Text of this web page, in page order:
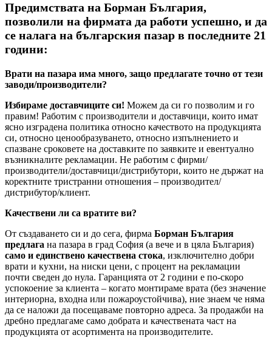
Предимствата на Борман България,
позволили на фирмата да работи успешно, и да
се налага на българския пазар в последните 21
години:
Врати на пазара има много, защо предлагате точно от тези
заводи/производители?
Избираме доставчиците си! Можем да си го позволим и го
правим! Работим с производители и доставчици, които имат
ясно изградена политика относно качеството на продукцията
си, относно ценообразуването, относно изпълнението и
спазване сроковете на доставките по заявките и евентуално
възникналите рекламации. Не работим с фирми/
производители/доставчици/дистрибутори, които не държат на
коректните тристранни отношения – производител/
дистрибутор/клиент.
Качествени ли са вратите ви?
От създаването си и до сега, фирма Борман България
предлага на пазара в град София (а вече и в цяла България)
само и единствено качествена стока, изключително добри
врати и кухни, на ниски цени, с процент на рекламации
почти сведен до нула. Гаранцията от 2 години е по-скоро
успокоение за клиента – когато монтираме врата (без значение
интериорна, входна или пожароустойчива), ние знаем че няма
да се наложи да посещаваме повторно адреса. За продажби на
дребно предлагаме само добрата и качествената част на
продукцията от асортимента на производителите.